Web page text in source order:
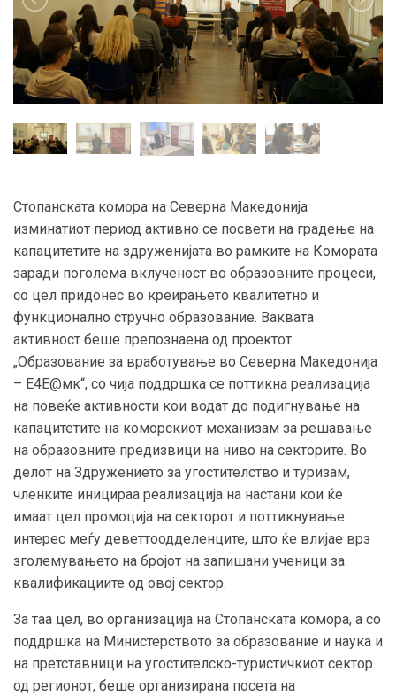
Стопанската комора на Северна Македонија
изминатиот период активно се посвети на градење на
капацитетите на здруженијата во рамките на Комората
заради поголема вклученост во образовните процеси,
со цел придонес во креирањето квалитетно и
функционално стручно образование. Ваквата
активност беше препознаена од проектот
„Образование за вработување во Северна Македонија
– Е4Е@мк“, со чија поддршка се поттикна реализација
на повеќе активности кои водат до подигнување на
капацитетите на коморскиот механизам за решавање
на образовните предизвици на ниво на секторите. Во
делот на Здружението за угостителство и туризам,
членките иницираа реализација на настани кои ќе
имаат цел промоција на секторот и поттикнување
интерес меѓу деветтоодделенците, што ќе влијае врз
зголемувањето на бројот на запишани ученици за
квалификациите од овој сектор.
За таа цел, во организација на Стопанската комора, а со
поддршка на Министерството за образование и наука и
на претставници на угостителско-туристичкиот сектор
од регионот, беше организирана посета на